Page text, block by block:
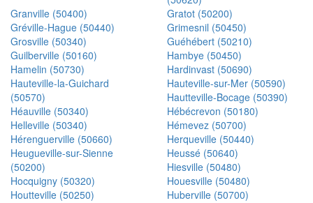
Granville (50400)
Gratot (50200)
Gréville-Hague (50440)
Grimesnil (50450)
Grosville (50340)
Guéhébert (50210)
Guilberville (50160)
Hambye (50450)
Hamelin (50730)
Hardinvast (50690)
Hauteville-la-Guichard
(50570)
Hauteville-sur-Mer (50590)
Hautteville-Bocage (50390)
Héauville (50340)
Hébécrevon (50180)
Helleville (50340)
Hémevez (50700)
Hérenguerville (50660)
Herqueville (50440)
Heugueville-sur-Sienne
(50200)
Heussé (50640)
Hiesville (50480)
Hocquigny (50320)
Houesville (50480)
Houtteville (50250)
Huberville (50700)